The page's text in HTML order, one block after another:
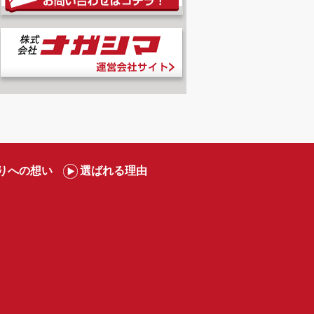
への想い 選ばれる理由